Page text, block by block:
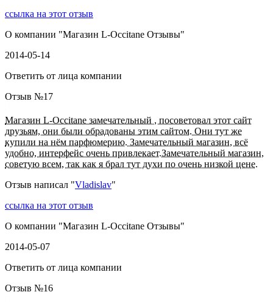
ссылка на этот отзыв
О компании "Магазин L-Occitane Отзывы"
2014-05-14
Ответить от лица компании
Отзыв №17
Магазин L-Occitane замечательный , посоветовал этот сайт
друзьям, они были обрадованы этим сайтом. Они тут же
купили на нём парфюмерию. Замечательный магазин, всё
удобно, интерфейс очень привлекает.Замечательный магазин,
советую всем, так как я брал тут духи по очень низкой цене.
Отзыв написал "Vladislav"
ссылка на этот отзыв
О компании "Магазин L-Occitane Отзывы"
2014-05-07
Ответить от лица компании
Отзыв №16